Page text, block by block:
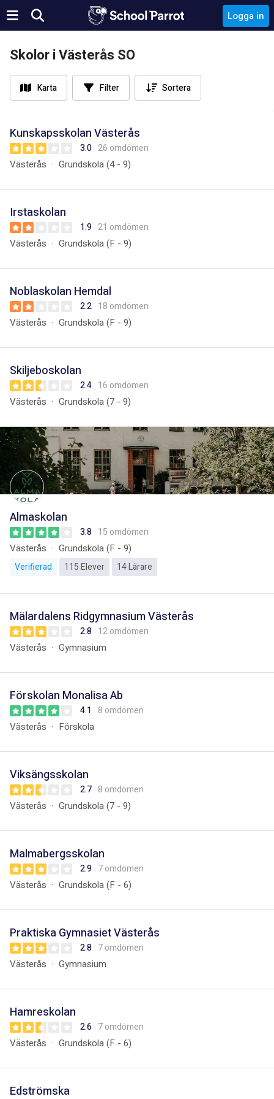
Logga in
Skolor i Västerås SO
Karta Filter Sortera
Kunskapsskolan Västerås
3.0 26 omdömen
Västerås Grundskola (4 - 9)
Irstaskolan
1.9 21 omdömen
Västerås Grundskola (F - 9)
Noblaskolan Hemdal
2.2 18 omdömen
Västerås Grundskola (F - 9)
Skiljeboskolan
2.4 16 omdömen
Västerås Grundskola (7 - 9)
Almaskolan
3.8 15 omdömen
Västerås Grundskola (F - 9)
Verifierad 115 Elever 14 Lärare
Mälardalens Ridgymnasium Västerås
2.8 12 omdömen
Västerås Gymnasium
Förskolan Monalisa Ab
4.1 8 omdömen
Västerås Förskola
Viksängsskolan
2.7 8 omdömen
Västerås Grundskola (7 - 9)
Malmabergsskolan
2.9 7 omdömen
Västerås Grundskola (F - 6)
Praktiska Gymnasiet Västerås
2.8 7 omdömen
Västerås Gymnasium
Hamreskolan
2.6 7 omdömen
Västerås Grundskola (F - 6)
Edströmska